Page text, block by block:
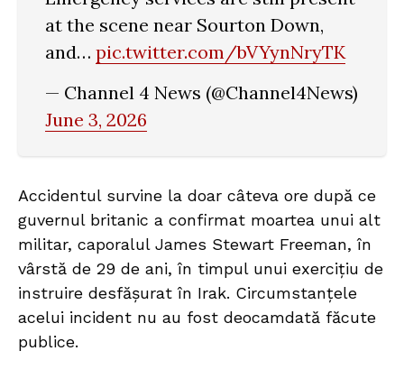
at the scene near Sourton Down,
and… pic.twitter.com/bVYynNryTK
— Channel 4 News (@Channel4News)
June 3, 2026
Accidentul survine la doar câteva ore după ce
guvernul britanic a confirmat moartea unui alt
militar, caporalul James Stewart Freeman, în
vârstă de 29 de ani, în timpul unui exercițiu de
instruire desfășurat în Irak. Circumstanțele
acelui incident nu au fost deocamdată făcute
publice.